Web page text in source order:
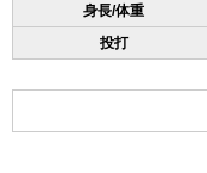
身長/体重
投打